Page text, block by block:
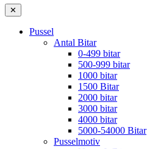
✕
Pussel
Antal Bitar
0-499 bitar
500-999 bitar
1000 bitar
1500 Bitar
2000 bitar
3000 bitar
4000 bitar
5000-54000 Bitar
Pusselmotiv